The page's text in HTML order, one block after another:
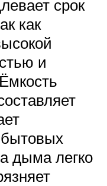
срок
как
и
бытовых
дыма легко